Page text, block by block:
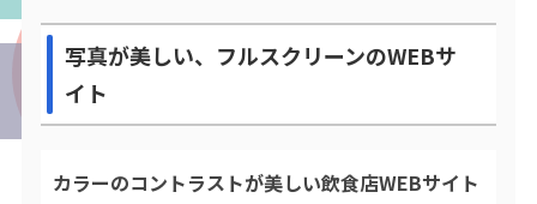
写真が美しい、フルスクリーンのWEBサ
イト
カラーのコントラストが美しい飲食店WEBサイト